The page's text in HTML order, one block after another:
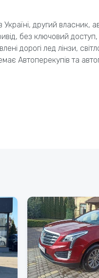
другий власник,
без ключовий доступ,
дорогі лед лінзи,
Автоперекупів та